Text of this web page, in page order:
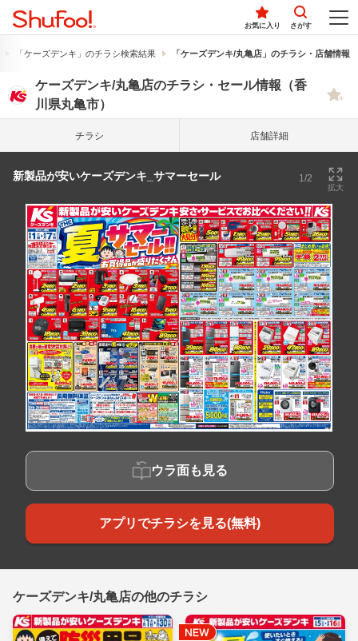
お気に入り さがす
「ケーズデンキ」のチラシ検索結果 「ケーズデンキ/丸亀店」のチラシ・店舗情報
ケーズデンキ/丸亀店のチラシ・セール情報（香
川県丸亀市）
チラシ 店舗詳細
新製品が安いケーズデンキ_サマーセール 1/2
拡大
ウラ面も見る
アプリでチラシを見る(無料)
ケーズデンキ/丸亀店の他のチラシ